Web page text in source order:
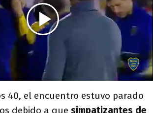
40, el encuentro estuvo parado
debido a que simpatizantes de